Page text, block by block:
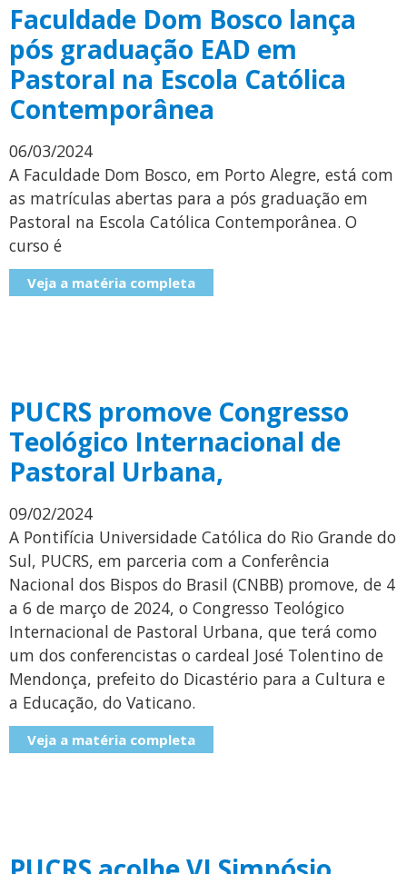
Faculdade Dom Bosco lança
pós graduação EAD em
Pastoral na Escola Católica
Contemporânea
06/03/2024
A Faculdade Dom Bosco, em Porto Alegre, está com
as matrículas abertas para a pós graduação em
Pastoral na Escola Católica Contemporânea. O
curso é
Veja a matéria completa
PUCRS promove Congresso
Teológico Internacional de
Pastoral Urbana,
09/02/2024
A Pontifícia Universidade Católica do Rio Grande do
Sul, PUCRS, em parceria com a Conferência
Nacional dos Bispos do Brasil (CNBB) promove, de 4
a 6 de março de 2024, o Congresso Teológico
Internacional de Pastoral Urbana, que terá como
um dos conferencistas o cardeal José Tolentino de
Mendonça, prefeito do Dicastério para a Cultura e
a Educação, do Vaticano.
Veja a matéria completa